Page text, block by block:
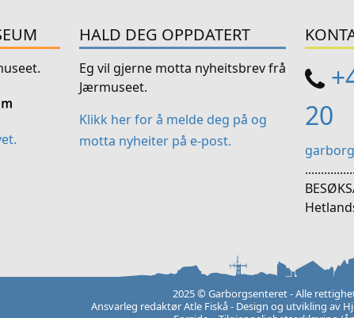
HALD DEG OPPDATERT
Eg vil gjerne motta nyheitsbrev frå
Jærmuseet.
Klikk her for å melde deg på og
motta nyheiter på e-post.
20
2025 © Garborgsenteret - Alle
Ansvarleg redaktør Atle Fiskå - Design og utvikling av